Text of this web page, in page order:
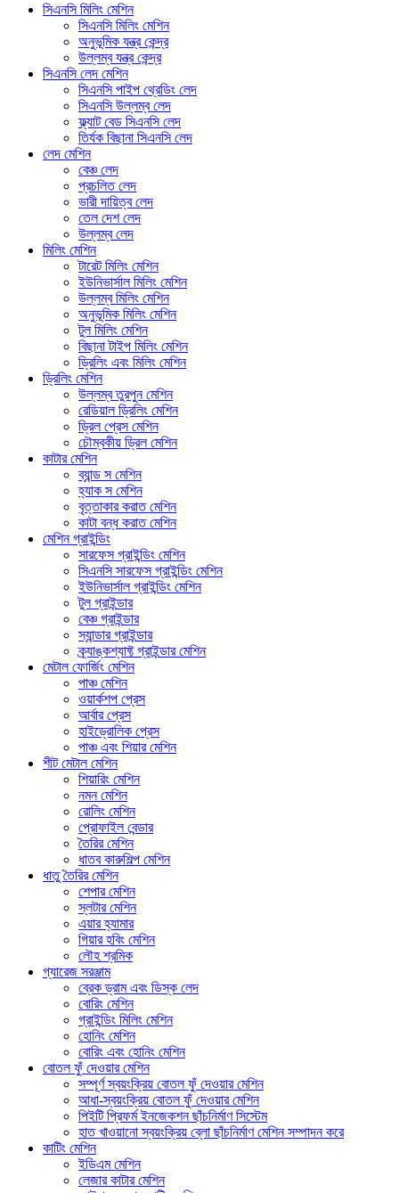
সিএনসি মিলিং মেশিন
সিএনসি মিলিং মেশিন
অনুভূমিক যন্ত্র কেন্দ্র
উল্লম্ব যন্ত্র কেন্দ্র
সিএনসি লেদ মেশিন
সিএনসি পাইপ থ্রেডিং লেদ
সিএনসি উল্লম্ব লেদ
ফ্ল্যাট বেড সিএনসি লেদ
তির্যক বিছানা সিএনসি লেদ
লেদ মেশিন
বেঞ্চ লেদ
প্রচলিত লেদ
ভারী দায়িত্ব লেদ
তেল দেশ লেদ
উল্লম্ব লেদ
মিলিং মেশিন
টারেট মিলিং মেশিন
ইউনিভার্সাল মিলিং মেশিন
উল্লম্ব মিলিং মেশিন
অনুভূমিক মিলিং মেশিন
টুল মিলিং মেশিন
বিছানা টাইপ মিলিং মেশিন
ড্রিলিং এবং মিলিং মেশিন
ড্রিলিং মেশিন
উল্লম্ব তুরপুন মেশিন
রেডিয়াল ড্রিলিং মেশিন
ড্রিল প্রেস মেশিন
চৌম্বকীয় ড্রিল মেশিন
কাটার মেশিন
ব্যান্ড স মেশিন
হ্যাক স মেশিন
বৃত্তাকার করাত মেশিন
কাটা বন্ধ করাত মেশিন
মেশিন গ্রাইন্ডিং
সারফেস গ্রাইন্ডিং মেশিন
সিএনসি সারফেস গ্রাইন্ডিং মেশিন
ইউনিভার্সাল গ্রাইন্ডিং মেশিন
টুল গ্রাইন্ডার
বেঞ্চ গ্রাইন্ডার
স্যান্ডার গ্রাইন্ডার
ক্র্যাঙ্কশ্যাফ্ট গ্রাইন্ডার মেশিন
মেটাল ফোর্জিং মেশিন
পাঞ্চ মেশিন
ওয়ার্কশপ প্রেস
আর্বার প্রেস
হাইড্রোলিক প্রেস
পাঞ্চ এবং শিয়ার মেশিন
শীট মেটাল মেশিন
শিয়ারিং মেশিন
নমন মেশিন
রোলিং মেশিন
প্রোফাইল বেন্ডার
তৈরির মেশিন
ধাতব কারুশিল্প মেশিন
ধাতু তৈরির মেশিন
শেপার মেশিন
স্লটার মেশিন
এয়ার হ্যামার
গিয়ার হবিং মেশিন
লৌহ শ্রমিক
গ্যারেজ সরঞ্জাম
ব্রেক ড্রাম এবং ডিস্ক লেদ
বোরিং মেশিন
গ্রাইন্ডিং মিলিং মেশিন
হোনিং মেশিন
বোরিং এবং হোনিং মেশিন
বোতল ফুঁ দেওয়ার মেশিন
সম্পূর্ণ স্বয়ংক্রিয় বোতল ফুঁ দেওয়ার মেশিন
আধা-স্বয়ংক্রিয় বোতল ফুঁ দেওয়ার মেশিন
পিইটি প্রিফর্ম ইনজেকশন ছাঁচনির্মাণ সিস্টেম
হাত খাওয়ানো স্বয়ংক্রিয় ব্লো ছাঁচনির্মাণ মেশিন সম্পাদন করে
কাটিং মেশিন
ইডিএম মেশিন
লেজার কাটার মেশিন